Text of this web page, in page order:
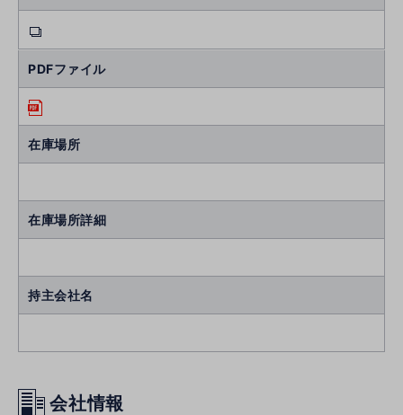
PDFファイル
在庫場所
在庫場所詳細
持主会社名
会社情報